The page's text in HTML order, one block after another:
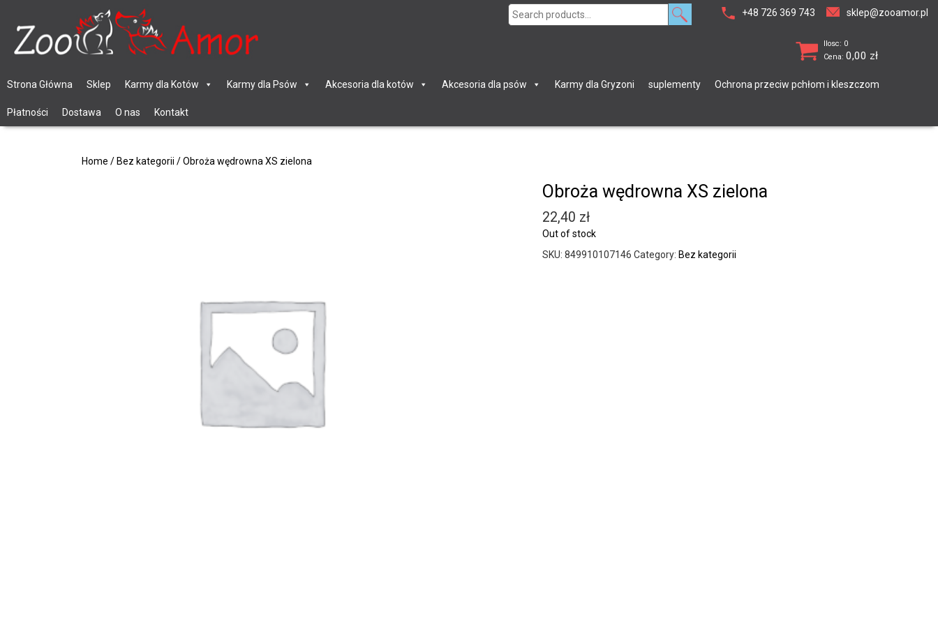
+48 726 369 743 sklep@zooamor.pl
Search
Ilosc: 0
Cena: 0,00 zł
Strona Główna Sklep Karmy dla Kotów Karmy dla Psów Akcesoria dla kotów Akcesoria dla psów Karmy dla Gryzoni suplementy Ochrona przeciw pchłom i kleszczom
Płatności Dostawa O nas Kontakt
Home / Bez kategorii / Obroża wędrowna XS zielona
Obroża wędrowna XS zielona
22,40 zł
Out of stock
SKU: 849910107146 Category: Bez kategorii